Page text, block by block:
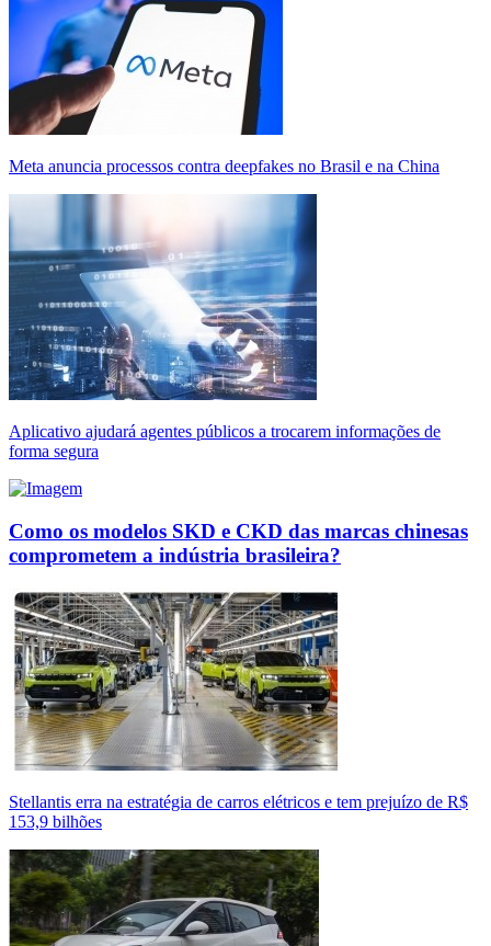
Meta anuncia processos contra deepfakes no Brasil e na China
Aplicativo ajudará agentes públicos a trocarem informações de
forma segura
Como os modelos SKD e CKD das marcas chinesas
comprometem a indústria brasileira?
Stellantis erra na estratégia de carros elétricos e tem prejuízo de R$
153,9 bilhões